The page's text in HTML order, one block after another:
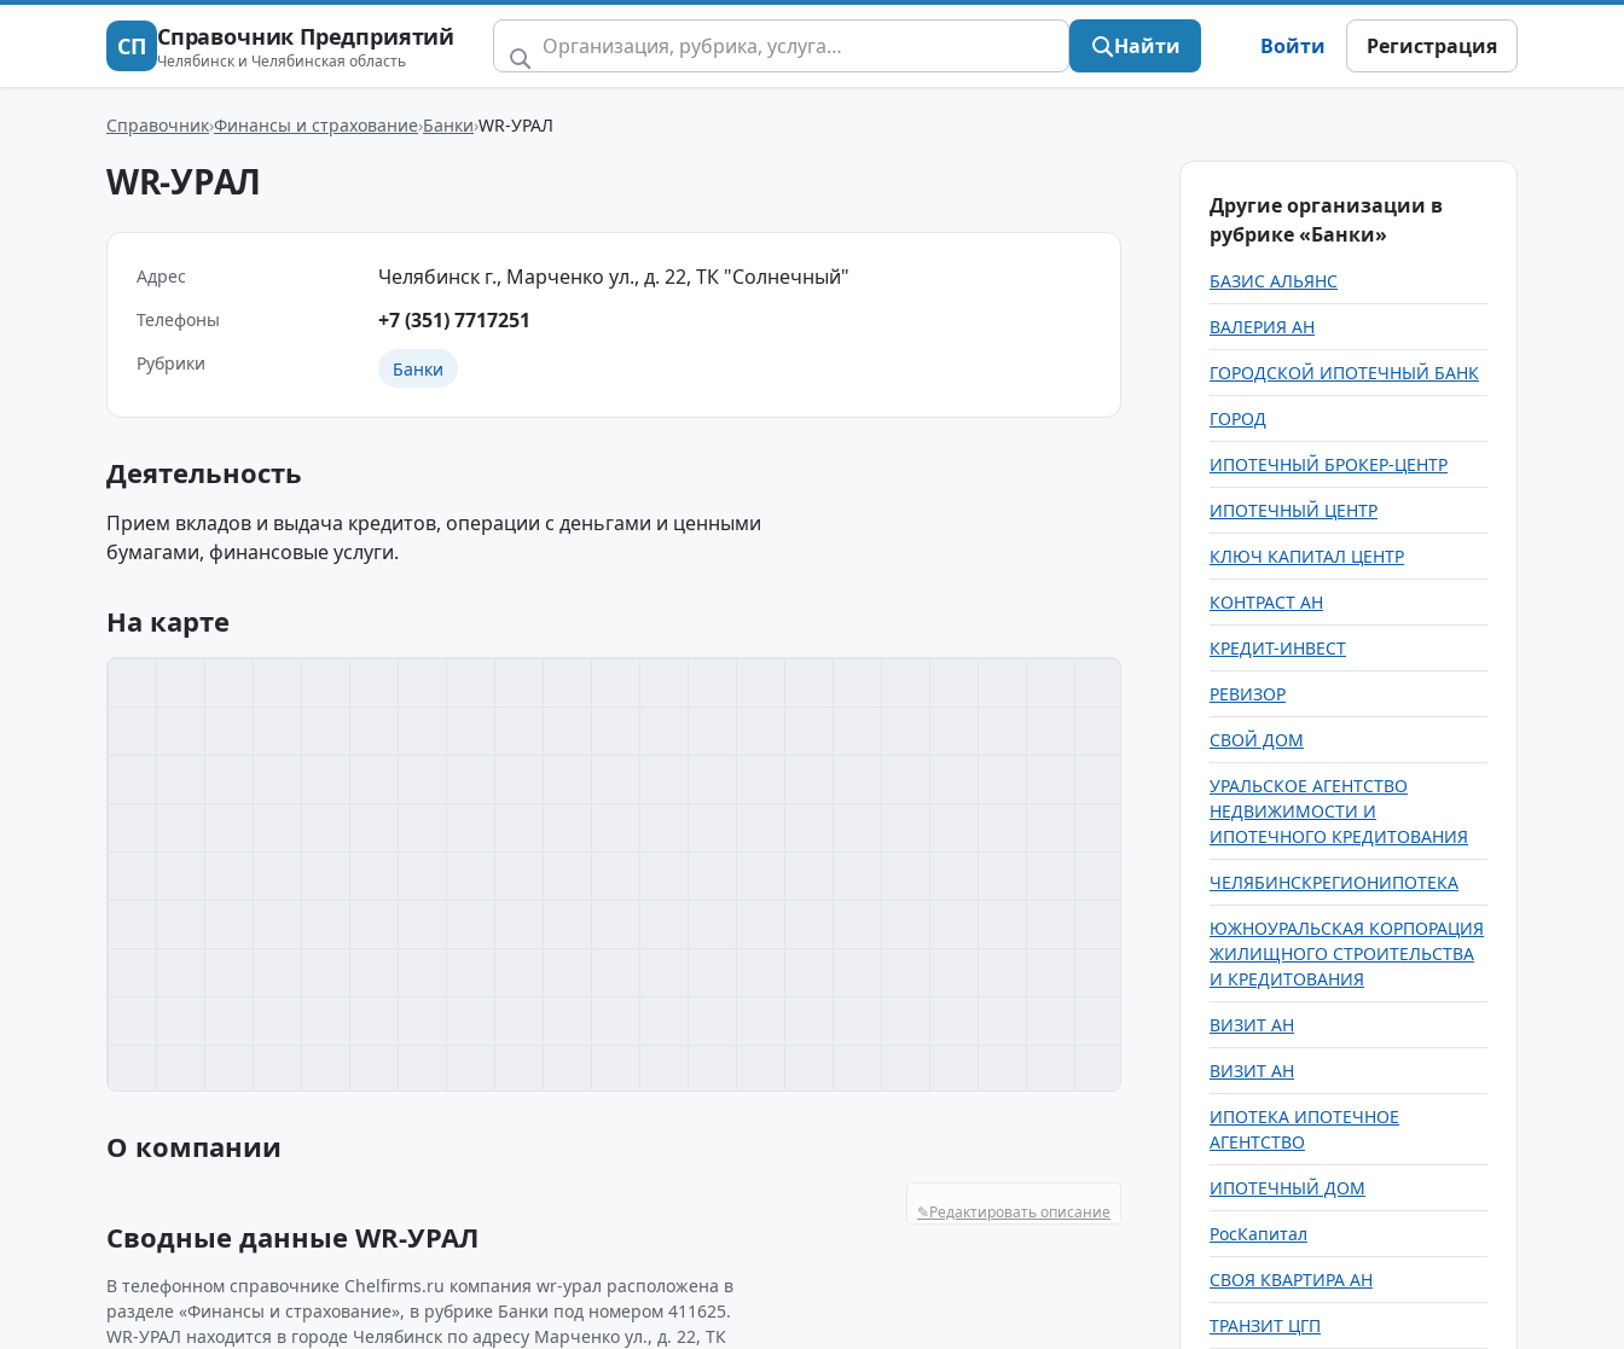
СП Справочник Предприятий
Челябинск и Челябинская область
Найти Войти Регистрация
Справочник Финансы и страхование Банки WR-УРАЛ
WR-УРАЛ
Адрес Челябинск г., Марченко ул., д. 22, ТК "Солнечный"
Телефоны +7 (351) 7717251
Рубрики Банки
Деятельность
Прием вкладов и выдача кредитов, операции с деньгами и ценными
бумагами, финансовые услуги.
На карте
О компании
✎Редактировать описание
Сводные данные WR-УРАЛ
В телефонном справочнике Chelfirms.ru компания wr-урал расположена в
разделе «Финансы и страхование», в рубрике Банки под номером 411625.
WR-УРАЛ находится в городе Челябинск по адресу Марченко ул., д. 22, ТК
Другие организации в
рубрике «Банки»
БАЗИС АЛЬЯНС
ВАЛЕРИЯ АН
ГОРОДСКОЙ ИПОТЕЧНЫЙ БАНК
ГОРОД
ИПОТЕЧНЫЙ БРОКЕР-ЦЕНТР
ИПОТЕЧНЫЙ ЦЕНТР
КЛЮЧ КАПИТАЛ ЦЕНТР
КОНТРАСТ АН
КРЕДИТ-ИНВЕСТ
РЕВИЗОР
СВОЙ ДОМ
УРАЛЬСКОЕ АГЕНТСТВО
НЕДВИЖИМОСТИ И
ИПОТЕЧНОГО КРЕДИТОВАНИЯ
ЧЕЛЯБИНСКРЕГИОНИПОТЕКА
ЮЖНОУРАЛЬСКАЯ КОРПОРАЦИЯ
ЖИЛИЩНОГО СТРОИТЕЛЬСТВА
И КРЕДИТОВАНИЯ
ВИЗИТ АН
ВИЗИТ АН
ИПОТЕКА ИПОТЕЧНОЕ
АГЕНТСТВО
ИПОТЕЧНЫЙ ДОМ
РосКапитал
СВОЯ КВАРТИРА АН
ТРАНЗИТ ЦГП